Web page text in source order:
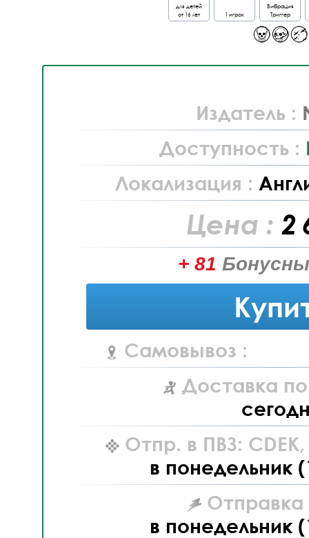
для детей
от 16 лет
1 игрок
Вибрация
Триггер
Издатель :
Доступность :
Локализация :
Цена : 2
+ 81
Самовывоз :
Доставка
Отпр. в ПВЗ: CDEK,
в понедельник
Отправка
в понедельник